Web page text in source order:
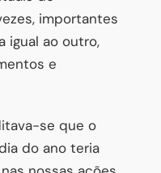
importantes
igual ao outro,
e
se que o
do ano teria